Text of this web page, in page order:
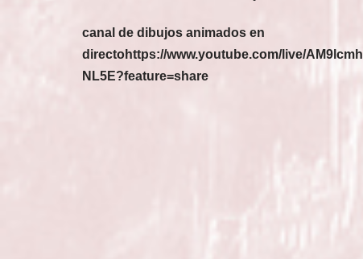
canal de dibujos animados en
directohttps://www.youtube.com/live/AM9lcmh
NL5E?feature=share